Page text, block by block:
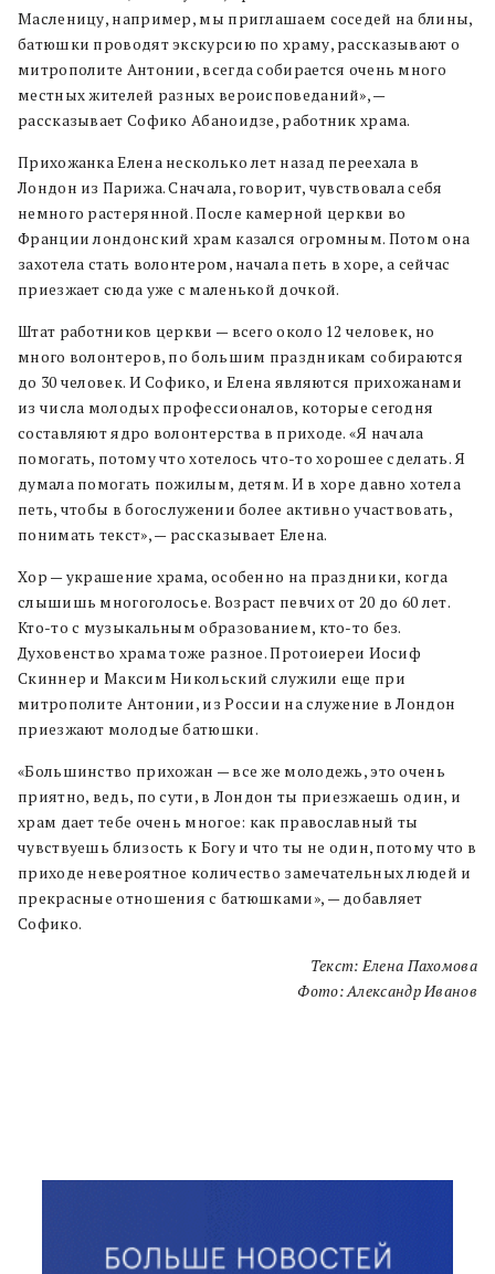
Масленицу, например, мы приглашаем соседей на блины,
батюшки проводят экскурсию по храму, рассказывают о
митрополите Антонии, всегда собирается очень много
местных жителей разных вероисповеданий», —
рассказывает Софико Абаноидзе, работник храма.
Прихожанка Елена несколько лет назад переехала в
Лондон из Парижа. Сначала, говорит, чувствовала себя
немного растерянной. После камерной церкви во
Франции лондонский храм казался огромным. Потом она
захотела стать волонтером, начала петь в хоре, а сейчас
приезжает сюда уже с маленькой дочкой.
Штат работников церкви — всего около 12 человек, но
много волонтеров, по большим праздникам собираются
до 30 человек. И Софико, и Елена являются прихожанами
из числа молодых профессионалов, которые сегодня
составляют ядро волонтерства в приходе. «Я начала
помогать, потому что хотелось что-то хорошее сделать. Я
думала помогать пожилым, детям. И в хоре давно хотела
петь, чтобы в богослужении более активно участвовать,
понимать текст», — рассказывает Елена.
Хор — украшение храма, особенно на праздники, когда
слышишь многоголосье. Возраст певчих от 20 до 60 лет.
Кто-то с музыкальным образованием, кто-то без.
Духовенство храма тоже разное. Протоиереи Иосиф
Скиннер и Максим Никольский служили еще при
митрополите Антонии, из России на служение в Лондон
приезжают молодые батюшки.
«Большинство прихожан — все же молодежь, это очень
приятно, ведь, по сути, в Лондон ты приезжаешь один, и
храм дает тебе очень многое: как православный ты
чувствуешь близость к Богу и что ты не один, потому что в
приходе невероятное количество замечательных людей и
прекрасные отношения с батюшками», — добавляет
Софико.
Текст: Елена Пахомова
Фото: Александр Иванов